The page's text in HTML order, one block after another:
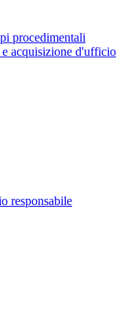
procedimentali
acquisizione d'ufficio
responsabile